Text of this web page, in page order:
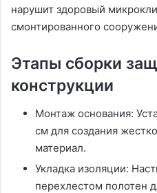
нарушит здоровый
смонтированного
Этапы сборки
конструкции
Монтаж основания:
см для создания
материал․
Укладка изоляции:
перехлестом полотен